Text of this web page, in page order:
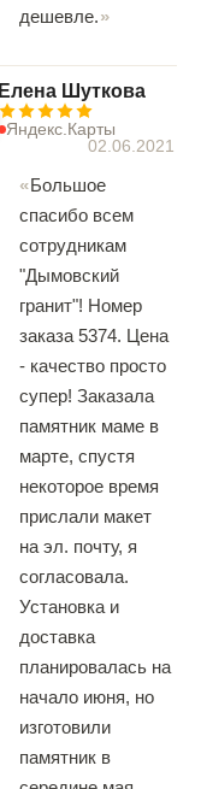
дешевле.
Елена Шуткова
Яндекс.Карты
02.06.2021
Большое
спасибо всем
сотрудникам
"Дымовский
гранит"! Номер
заказа 5374. Цена
- качество просто
супер! Заказала
памятник маме в
марте, спустя
некоторое время
прислали макет
на эл. почту, я
согласовала.
Установка и
доставка
планировалась на
начало июня, но
изготовили
памятник в